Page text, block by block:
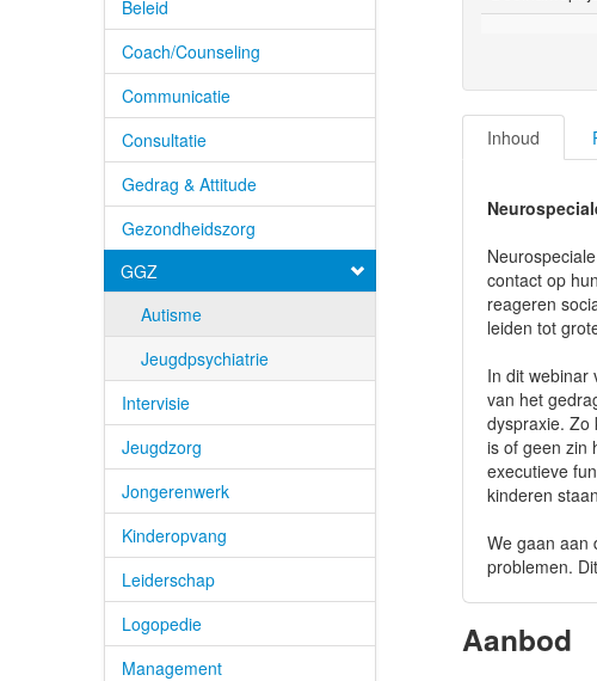
Inhoud
contact op
reageren
leiden tot
In dit webinar
van het
dyspraxie. Zo
is of geen zin
executieve
kinderen
We gaan aan
problemen.
Aanbod
Beleid
Coach/Counseling
Communicatie
Consultatie
Gedrag & Attitude
Gezondheidszorg
GGZ
Autisme
Jeugdpsychiatrie
Intervisie
Jeugdzorg
Jongerenwerk
Kinderopvang
Leiderschap
Logopedie
Management